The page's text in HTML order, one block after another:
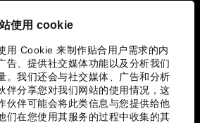
使用 cookie
用 Cookie 来制作贴合用户需求的内
告、提供社交媒体功能以及分析我们
。我们还会与社交媒体、广告和分析
伴分享您对我们网站的使用情况，这
伙伴可能会将此类信息与您提供给他
们在您使用其服务的过程中收集的其